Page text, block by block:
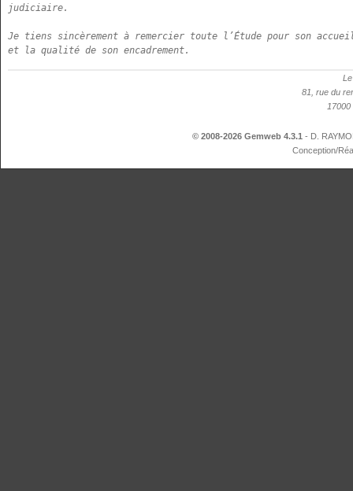
judiciaire.
Je tiens sincèrement à remercier toute l’Étude pour son
et la qualité de son encadrement.
81, rue du
17000
© 2008-2026 Gemweb 4.3.1 - D.
Conception/